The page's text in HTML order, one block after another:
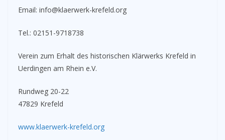
Email: info@klaerwerk-krefeld.org
Tel.: 02151-9718738
Verein zum Erhalt des historischen Klärwerks Krefeld in
Uerdingen am Rhein e.V.
Rundweg 20-22
47829 Krefeld
www.klaerwerk-krefeld.org